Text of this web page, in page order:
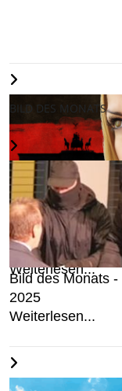
Wir halten an
fest...
Weiterlesen...
BILD DES MONATS
Bild des Monats
2025
Weiterlesen...